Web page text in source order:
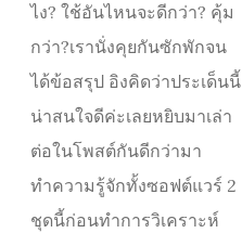
ไง? ใช้อันไหนจะดีกว่า? คุ้ม
กว่า?เรานั่งคุยกันซักพักจน
ได้ข้อสรุป อิงคิดว่าประเด็นนี้
น่าสนใจดีค่ะเลยหยิบมาเล่า
ต่อในโพสต์กันดีกว่ามา
ทำความรู้จักทั้งซอฟต์แวร์ 2
ชุดนี้ก่อนทำการวิเคราะห์